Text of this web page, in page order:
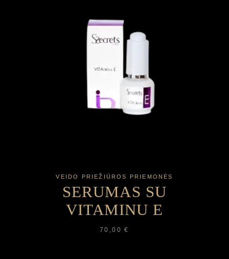
VEIDO PRIEŽIŪROS PRIEMONĖS
SERUMAS SU
VITAMINU E
70,00€